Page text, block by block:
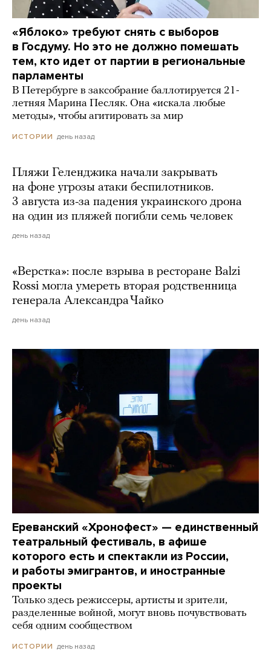
«Яблоко» требуют снять с выборов
в Госдуму. Но это не должно помешать
тем, кто идет от партии в региональные
парламенты
В Петербурге в заксобрание баллотируется 21-
летняя Марина Песляк. Она «искала любые
методы», чтобы агитировать за мир
ИСТОРИИ день назад
Пляжи Геленджика начали закрывать
на фоне угрозы атаки беспилотников.
3 августа из-за падения украинского дрона
на один из пляжей погибли семь человек
день назад
«Верстка»: после взрыва в ресторане Balzi
Rossi могла умереть вторая родственница
генерала Александра Чайко
день назад
Ереванский «Хронофест» — единственный
театральный фестиваль, в афише
которого есть и спектакли из России,
и работы эмигрантов, и иностранные
проекты
Только здесь режиссеры, артисты и зрители,
разделенные войной, могут вновь почувствовать
себя одним сообществом
ИСТОРИИ день назад